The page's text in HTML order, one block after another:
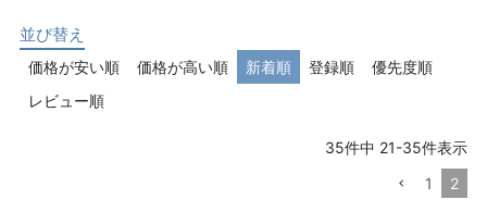
並び替え
価格が安い順 価格が高い順 新着順 登録順
優先度順
レビュー順
35件中 21-35件表示
1
2